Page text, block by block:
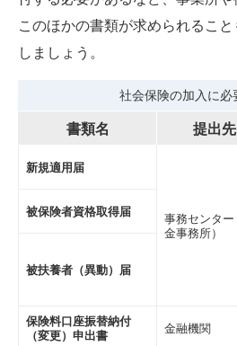
このほかの書類が求められるこ
しましょう。
社会保険の加入に必
書類名 提出先
新規適用届
事務センター
金事務所）
被保険者資格取得届
被扶養者（異動）届
保険料口座振替納付
（変更）申出書
金融機関